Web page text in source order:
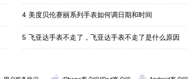
4 美度贝伦赛丽系列手表如何调日期和时间
5 飞亚达手表不走了，飞亚达手表不走了是什么原因